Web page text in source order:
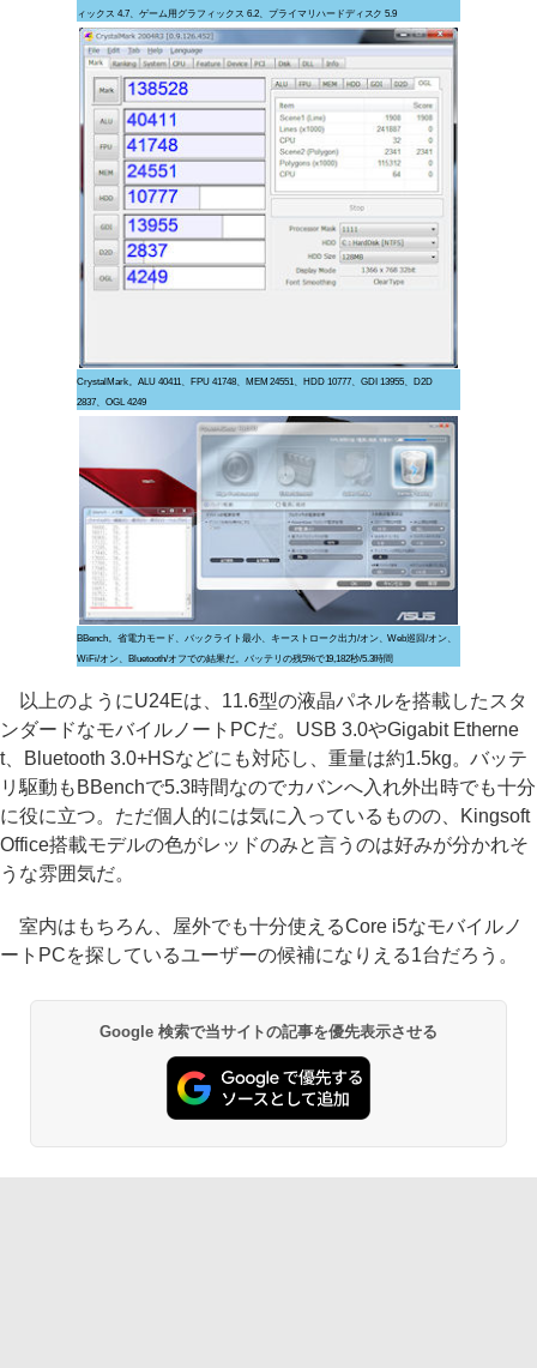
ィックス 4.7、ゲーム用グラフィックス 6.2、プライマリハードディスク 5.9
CrystalMark。ALU 40411、FPU 41748、MEM 24551、HDD 10777、GDI 13955、D2D
2837、OGL 4249
BBench。省電力モード、バックライト最小、キーストローク出力/オン、Web巡回/オン、
WiFi/オン、Bluetooth/オフでの結果だ。バッテリの残5%で19,182秒/5.3時間
以上のようにU24Eは、11.6型の液晶パネルを搭載したスタ
ンダードなモバイルノートPCだ。USB 3.0やGigabit Etherne
t、Bluetooth 3.0+HSなどにも対応し、重量は約1.5kg。バッテ
リ駆動もBBenchで5.3時間なのでカバンへ入れ外出時でも十分
に役に立つ。ただ個人的には気に入っているものの、Kingsoft
Office搭載モデルの色がレッドのみと言うのは好みが分かれそ
うな雰囲気だ。
室内はもちろん、屋外でも十分使えるCore i5なモバイルノ
ートPCを探しているユーザーの候補になりえる1台だろう。
Google 検索で当サイトの記事を優先表示させる